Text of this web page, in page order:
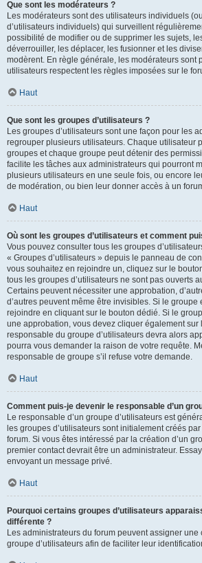
Que sont les modérateurs ?
Les modérateurs sont des utilisateurs individuels
d’utilisateurs individuels) qui surveillent
possibilité de modifier ou de supprimer les sujets,
déverrouiller, les déplacer, les fusionner et les
modèrent. En règle générale, les modérateurs sont
utilisateurs respectent les règles imposées sur le
Haut
Que sont les groupes d’utilisateurs ?
Les groupes d’utilisateurs sont une façon pour les
regrouper plusieurs utilisateurs. Chaque utilisateur
groupes et chaque groupe peut détenir des
facilite les tâches aux administrateurs qui pourront
plusieurs utilisateurs en une seule fois, ou encore
de modération, ou bien leur donner accès à un
Haut
Où sont les groupes d’utilisateurs et comment
Vous pouvez consulter tous les groupes
« Groupes d’utilisateurs » depuis le panneau de
vous souhaitez en rejoindre un, cliquez sur le
tous les groupes d’utilisateurs ne sont pas ouverts
Certains peuvent nécessiter une approbation,
d’autres peuvent même être invisibles. Si le groupe
rejoindre en cliquant sur le bouton dédié. Si le
une approbation, vous devez cliquer également sur
responsable du groupe d’utilisateurs devra alors
pourra vous demander la raison de votre requête.
responsable de groupe s’il refuse votre demande.
Haut
Comment puis-je devenir le responsable d’un
Le responsable d’un groupe d’utilisateurs est
les groupes d’utilisateurs sont initialement créés
forum. Si vous êtes intéressé par la création d’un
premier contact devrait être un administrateur.
envoyant un message privé.
Haut
Pourquoi certains groupes d’utilisateurs
différente ?
Les administrateurs du forum peuvent assigner une
groupe d’utilisateurs afin de faciliter leur